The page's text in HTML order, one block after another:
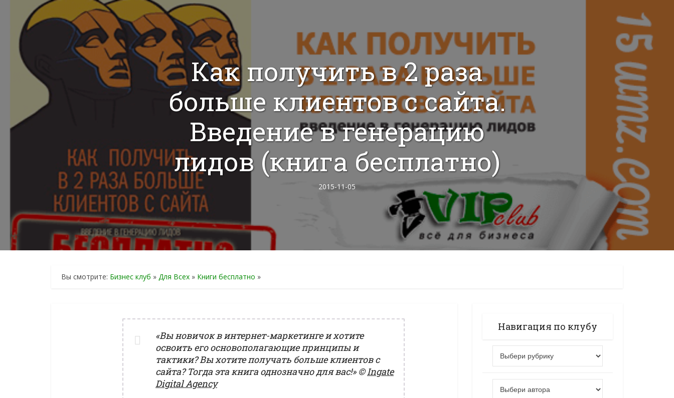
Как получить в 2 раза
больше клиентов с сайта.
Введение в генерацию
лидов (книга бесплатно)
2015-11-05
Вы смотрите: Бизнес клуб » Для Всех » Книги бесплатно »
«Вы новичок в интернет-маркетинге и хотите
освоить его основополагающие принципы и
тактики? Вы хотите получать больше клиентов с
сайта? Тогда эта книга однозначно для вас!»©Ingate
Digital Agency
Навигация по клубу